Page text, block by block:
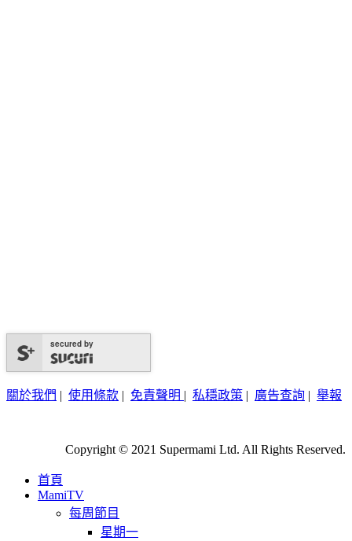
secured by
關於我們 | 使用條款 | 免責聲明 | 私穩政策 | 廣告查詢 | 舉報
Copyright © 2021 Supermami Ltd. All Rights Reserved.
首頁
MamiTV
每周節目
星期一